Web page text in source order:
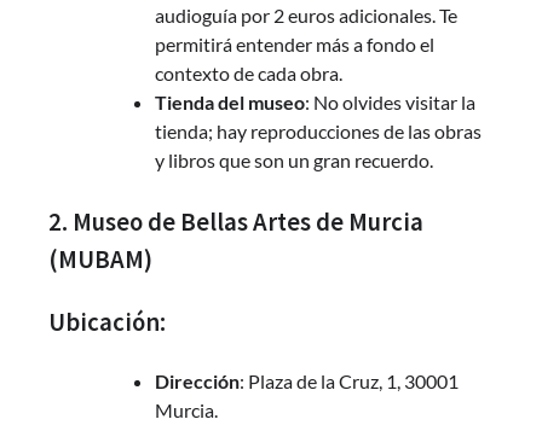
audioguía por 2 euros adicionales. Te
permitirá entender más a fondo el
contexto de cada obra.
Tienda del museo: No olvides visitar la
tienda; hay reproducciones de las obras
y libros que son un gran recuerdo.
2. Museo de Bellas Artes de Murcia
(MUBAM)
Ubicación:
Dirección: Plaza de la Cruz, 1, 30001
Murcia.